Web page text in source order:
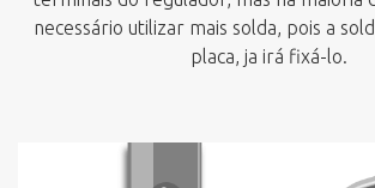
necessário utilizar mais solda, pois a
placa, ja irá fixá-lo.